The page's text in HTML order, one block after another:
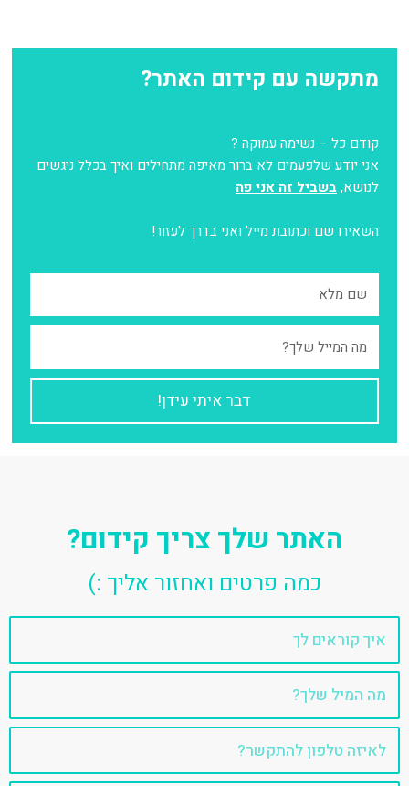
מתקשה עם קידום האתר?
קודם כל – נשימה עמוקה ?
אני יודע שלפעמים לא ברור מאיפה מתחילים ואיך בכלל ניגשים
לנושא,בשביל זה אני פה
השאירו שם וכתובת מייל ואני בדרך לעזור!
י
דבר איתי עידן!
האתר שלך צריך קידום?
כמה פרטים ואחזור אליך :)